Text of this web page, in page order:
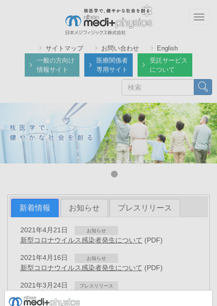
サイトマップ お問い合わせ
English
一般の方向け
情報サイト
医療関係者
専用サイト
受託サービス
について
検索
新着情報 お知らせ プレスリリース
2021年4月21日 お知らせ
新型コロナウイルス感染者発生について (PDF)
2021年4月16日 お知らせ
新型コロナウイルス感染者発生について (PDF)
2021年3月24日 プレスリリース
役員異動のお知らせ